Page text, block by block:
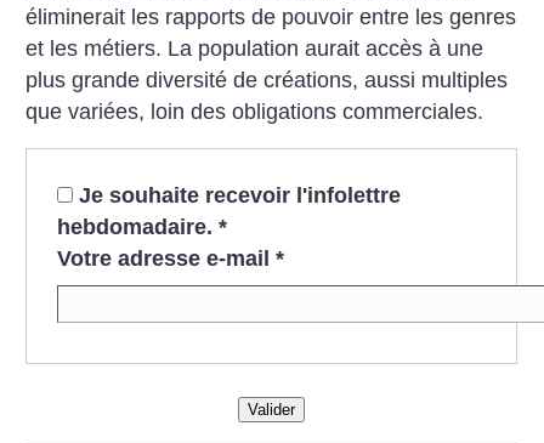
éliminerait les rapports de pouvoir entre les genres
et les métiers. La population aurait accès à une
plus grande diversité de créations, aussi multiples
que variées, loin des obligations commerciales.
Je souhaite recevoir l'infolettre
hebdomadaire. *
Votre adresse e-mail *
Valider